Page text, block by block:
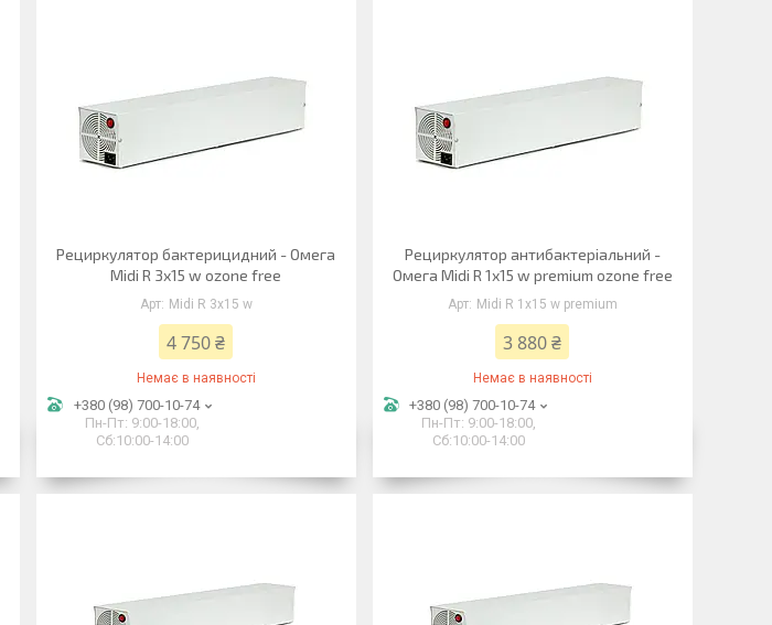
Рециркулятор бактерицидний - Омега
Midi R 3х15 w ozone free
Midi R 3х15 w
4 750 ₴
Немає в наявності
+380 (98) 700-10-74
Пн-Пт: 9:00-18:00,
Сб:10:00-14:00
Рециркулятор антибактеріальний -
Омега Midi R 1х15 w premium ozone free
Midi R 1х15 w premium
3 880 ₴
Немає в наявності
+380 (98) 700-10-74
Пн-Пт: 9:00-18:00,
Сб:10:00-14:00